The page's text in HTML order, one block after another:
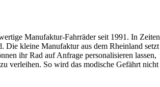
Manufaktur-Fahrräder seit 1991. In Zeiten
Die kleine Manufaktur aus dem Rheinland setzt
ihr Rad auf Anfrage personalisieren lassen,
verleihen. So wird das modische Gefährt nicht